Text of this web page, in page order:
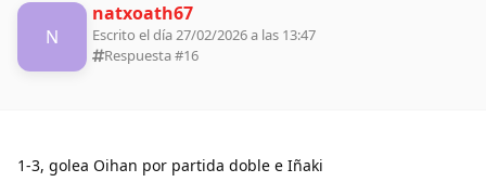
N
natxoath67
Escrito el día 27/02/2026 a las 13:47
Respuesta #16
1-3, golea Oihan por partida doble e Iñaki